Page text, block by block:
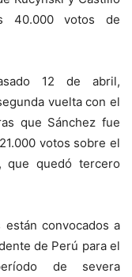
40.000 votos de
12 de abril,
vuelta con el
que Sánchez fue
votos sobre el
que quedó tercero
convocados a
de Perú para el
de severa